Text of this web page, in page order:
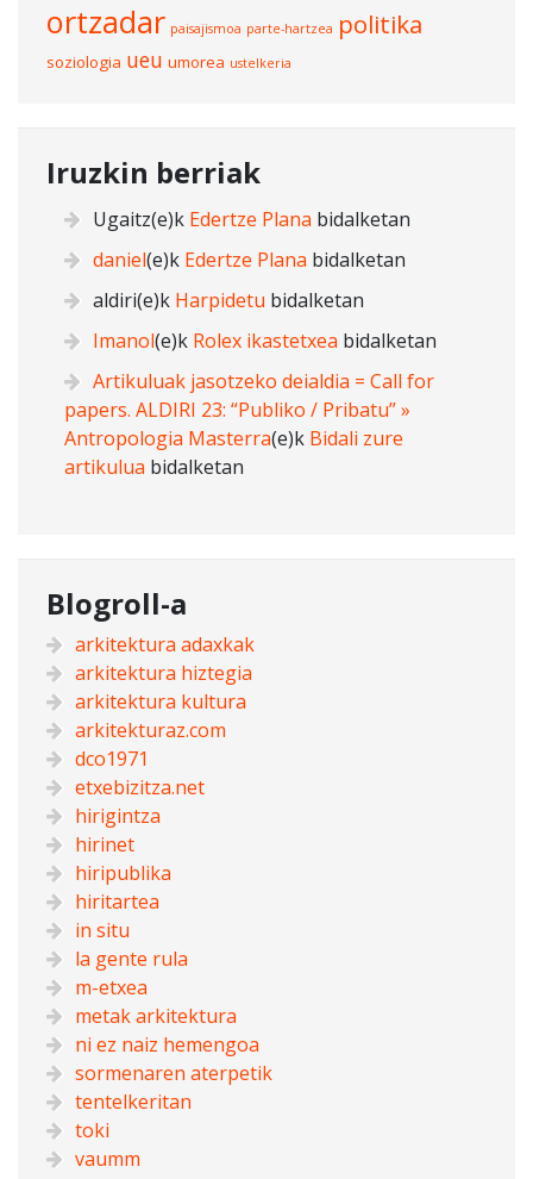
ortzadar paisajismoa parte-hartzea politika
soziologia ueu umorea ustelkeria
Iruzkin berriak
Ugaitz(e)k Edertze Plana bidalketan
daniel(e)k Edertze Plana bidalketan
aldiri(e)k Harpidetu bidalketan
Imanol(e)k Rolex ikastetxea bidalketan
Artikuluak jasotzeko deialdia = Call for
papers. ALDIRI 23: “Publiko / Pribatu” »
Antropologia Masterra(e)k Bidali zure
artikulua bidalketan
Blogroll-a
arkitektura adaxkak
arkitektura hiztegia
arkitektura kultura
arkitekturaz.com
dco1971
etxebizitza.net
hirigintza
hirinet
hiripublika
hiritartea
in situ
la gente rula
m-etxea
metak arkitektura
ni ez naiz hemengoa
sormenaren aterpetik
tentelkeritan
toki
vaumm